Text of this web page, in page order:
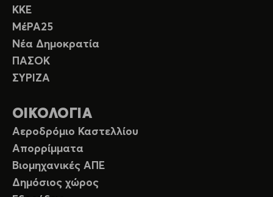
ΚΚΕ
ΜέΡΑ25
Νέα Δημοκρατία
ΠΑΣΟΚ
ΣΥΡΙΖΑ
ΟΙΚΟΛΟΓΙΑ
Αεροδρόμιο Καστελλίου
Απορρίμματα
Βιομηχανικές ΑΠΕ
Δημόσιος χώρος